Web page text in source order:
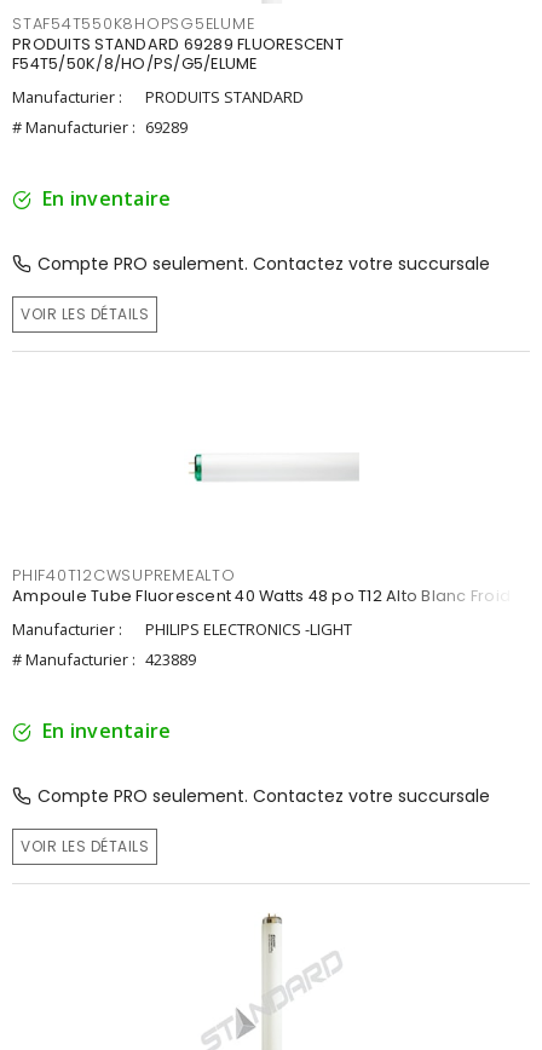
STAF54T550K8HOPSG5ELUME
PRODUITS STANDARD 69289 FLUORESCENT
F54T5/50K/8/HO/PS/G5/ELUME
Manufacturier :
PRODUITS STANDARD
# Manufacturier : 69289
En inventaire
Compte PRO seulement. Contactez votre succursale
VOIR LES DÉTAILS
PHIF40T12CWSUPREMEALTO
Ampoule Tube Fluorescent 40 Watts 48 po T12 Alto Blanc Froid
Manufacturier :
PHILIPS ELECTRONICS -LIGHT
# Manufacturier : 423889
En inventaire
Compte PRO seulement. Contactez votre succursale
VOIR LES DÉTAILS